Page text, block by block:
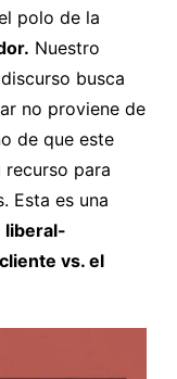
polo de la
Nuestro
busca
no proviene de
de que este
para
Esta es una
liberal-
vs. el